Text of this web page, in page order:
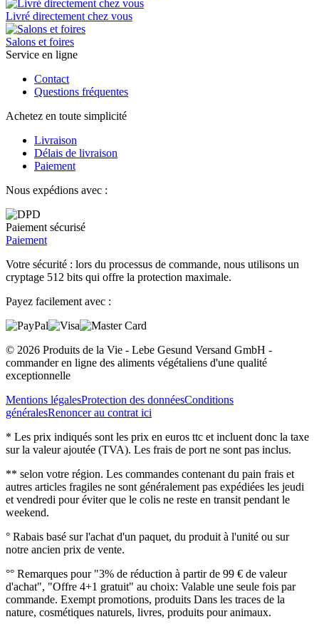
Livré directement chez vous
Salons et foires
Service en ligne
Contact
Questions fréquentes
Achetez en toute simplicité
Livraison
Délais de livraison
Paiement
Nous expédions avec :
Paiement sécurisé
Paiement
Votre sécurité : lors du processus de commande, nous utilisons un
cryptage 512 bits qui offre la protection maximale.
Payez facilement avec :
© 2026 Produits de la Vie - Lebe Gesund Versand GmbH -
commander en ligne des aliments végétaliens d'une qualité
exceptionnelle
Mentions légalesProtection des donnéesConditions
généralesRenoncer au contrat ici
* Les prix indiqués sont les prix en euros ttc et incluent donc la taxe
sur la valeur ajoutée (TVA). Les frais de port ne sont pas inclus.
** selon votre région. Les commandes contenant du pain frais et
autres articles fragiles ne sont généralement pas expédiées les jeudi
et vendredi pour éviter que le colis ne reste en transit pendant le
weekend.
° Rabais basé sur l'achat d'un paquet, du produit à l'unité ou sur
notre ancien prix de vente.
°° Remarques pour "3% de réduction à partir de 99 € de valeur
d'achat", "Offre 4+1 gratuit" au choix: Valable une seule fois par
commande. Exempt promotions, produits Dans les traces de la
nature, cosmétiques naturels, livres, produits pour animaux.